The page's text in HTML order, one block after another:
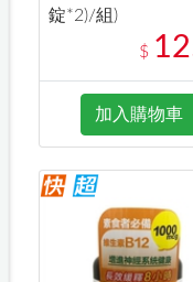
錠*2)/組)
$
加入購物車